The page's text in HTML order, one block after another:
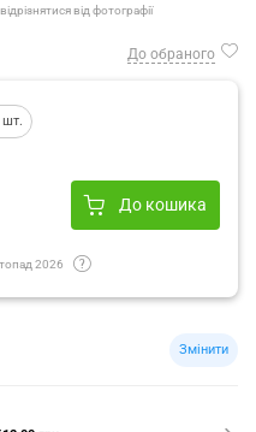
від фотографії
До обраного
До кошика
2026
Змінити